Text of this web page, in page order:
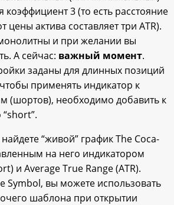
коэффициент 3 (то есть расстояние
цены актива составляет три ATR).
и при желании вы
А сейчас: важный момент.
заданы для длинных позиций
применять индикатор к
(шортов), необходимо добавить к
“живой” график The Coca-
на него индикатором
и Average True Range (ATR).
Symbol, вы можете использовать
шаблона при открытии